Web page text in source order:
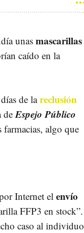
unas mascarillas
caído en la
de lareclusión
de Espejo Público
farmacias, algo que
Internet el envío
FFP3 en stock”.
caso al individuo